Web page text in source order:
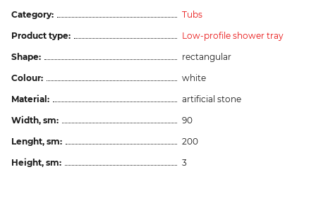
Category:
Tubs
Product type:
Low-profile shower tray
Shape:
rectangular
Colour:
white
Material:
artificial stone
Width, sm:
90
Lenght, sm:
200
Height, sm:
3